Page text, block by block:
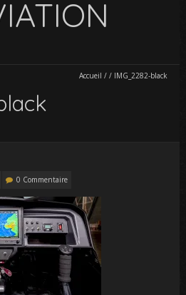
Accueil / / IMG_2282-black
0 Commentaire